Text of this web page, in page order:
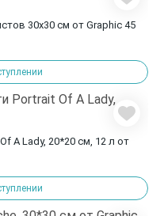
30х30 см от Graphic 45
A Lady, 20*20 см, 12 л от